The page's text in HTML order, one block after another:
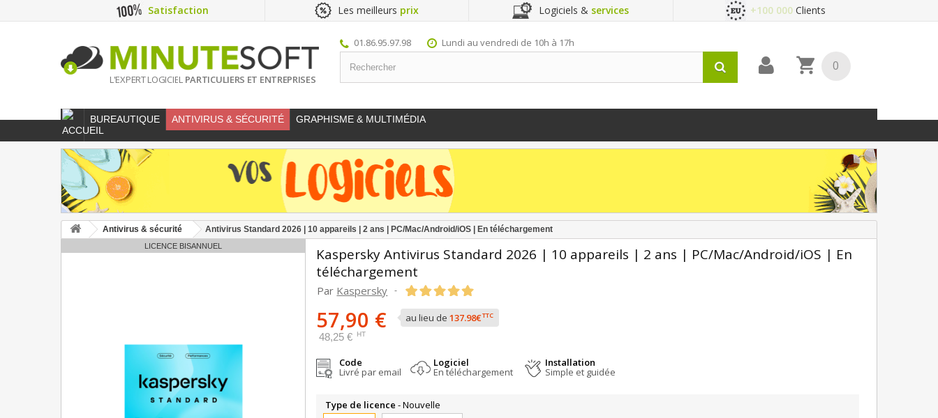
Satisfaction Les meilleurs prix Logiciels & services +100 000Clients
L'EXPERT LOGICIEL PARTICULIERS ET ENTREPRISES
01.86.95.97.98 Lundi au vendredi de 10h à 17h
0
BUREAUTIQUE ANTIVIRUS & SÉCURITÉ GRAPHISME & MULTIMÉDIA
Antivirus & sécurité Antivirus Standard 2026 | 10 appareils | 2 ans | PC/Mac/Android/iOS | En téléchargement
LICENCE BISANNUEL
Kaspersky Antivirus Standard 2026 | 10 appareils | 2 ans | PC/Mac/Android/iOS | En
téléchargement
Par Kaspersky -
57,90 € au lieu de137.98€TTC
48,25 € HT
Code
Livré par email
Logiciel
En téléchargement
Installation
Simple et guidée
Type de licence- Nouvelle